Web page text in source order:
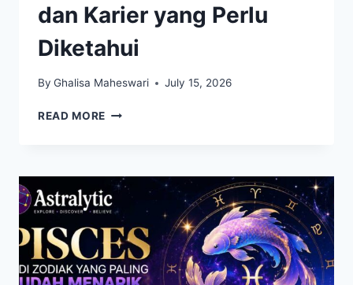
dan Karier yang Perlu
Diketahui
By Ghalisa Maheswari July 15, 2026
READ MORE RAMALAN
INI,
PREDIKSI
CINTA
DAN
KARIER
YANG
PERLU